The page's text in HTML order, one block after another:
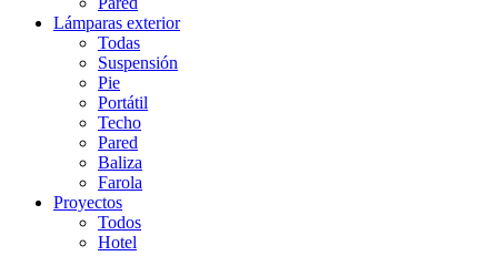
Lámparas exterior
Todas
Suspensión
Pie
Portátil
Techo
Pared
Baliza
Farola
Proyectos
Todos
Hotel